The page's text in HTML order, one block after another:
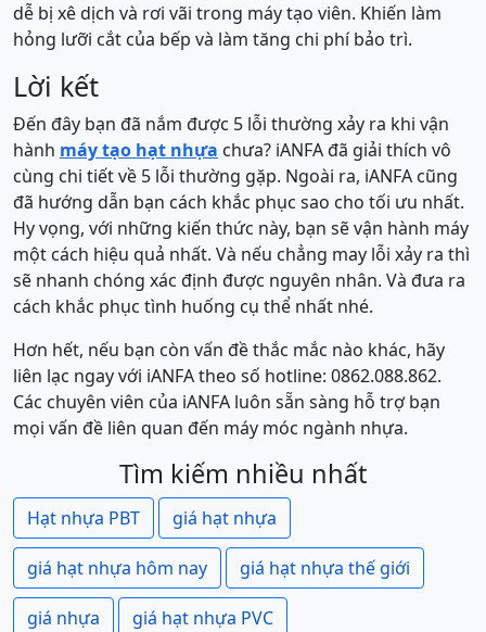
dễ bị xê dịch và rơi vãi trong máy tạo viên. Khiến làm
hỏng lưỡi cắt của bếp và làm tăng chi phí bảo trì.
Lời kết
Đến đây bạn đã nắm được 5 lỗi thường xảy ra khi vận
hành máy tạo hạt nhựa chưa? iANFA đã giải thích vô
cùng chi tiết về 5 lỗi thường gặp. Ngoài ra, iANFA cũng
đã hướng dẫn bạn cách khắc phục sao cho tối ưu nhất.
Hy vọng, với những kiến thức này, bạn sẽ vận hành máy
một cách hiệu quả nhất. Và nếu chẳng may lỗi xảy ra thì
sẽ nhanh chóng xác định được nguyên nhân. Và đưa ra
cách khắc phục tình huống cụ thể nhất nhé.
Hơn hết, nếu bạn còn vấn đề thắc mắc nào khác, hãy
liên lạc ngay với iANFA theo số hotline: 0862.088.862.
Các chuyên viên của iANFA luôn sẵn sàng hỗ trợ bạn
mọi vấn đề liên quan đến máy móc ngành nhựa.
Tìm kiếm nhiều nhất
Hạt nhựa PBT giá hạt nhựa
giá hạt nhựa hôm nay giá hạt nhựa thế giới
giá nhựa giá hạt nhựa PVC